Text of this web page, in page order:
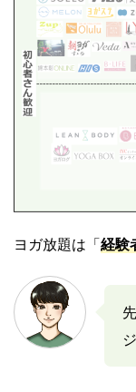
ヨガ放題は「経験